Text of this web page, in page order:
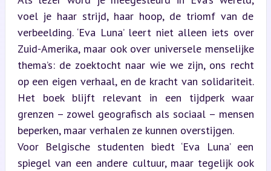
voel je haar strijd, haar hoop, de triomf van de
verbeelding. ‘Eva Luna’ leert niet alleen iets over
Zuid-Amerika, maar ook over universele menselijke
thema’s: de zoektocht naar wie we zijn, ons recht
op een eigen verhaal, en de kracht van solidariteit.
Het boek blijft relevant in een tijdperk waar
grenzen – zowel geografisch als sociaal – mensen
beperken, maar verhalen ze kunnen overstijgen.
Voor Belgische studenten biedt ‘Eva Luna’ een
spiegel van een andere cultuur, maar tegelijk ook